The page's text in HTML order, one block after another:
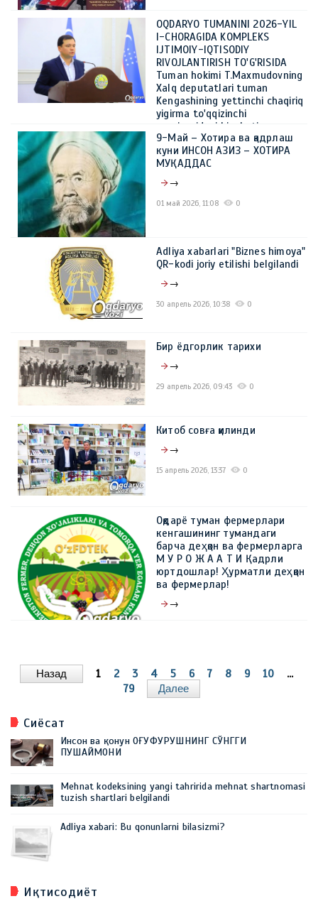
OQDARYO TUMANINI 2026-YIL
I-CHORAGIDA KOMPLEKS
IJTIMOIY-IQTISODIY
RIVOJLANTIRISH TO'G'RISIDA
Tuman hokimi T.Maxmudovning
Xalq deputatlari tuman
Kengashining yettinchi chaqiriq
yigirma to'qqizinchi
sessiyasidagi hisoboti
→
08 июнь 2026, 14:44
9-Май – Хотира ва қадрлаш
куни ИНСОН АЗИЗ – ХОТИРА
МУҚАДДАС
→
01 май 2026, 11:08 0
Adliya xabarlari "Biznes himoya"
QR-kodi joriy etilishi belgilandi
→
30 апрель 2026, 10:38 0
Бир ёдгорлик тарихи
→
29 апрель 2026, 09:43 0
Китоб совға қилинди
→
15 апрель 2026, 13:37 0
Оқдарё туман фермерлари
кенгашининг тумандаги
барча деҳқон ва фермерларга
М У Р О Ж А А Т И Қадрли
юртдошлар! Ҳурматли деҳқон
ва фермерлар!
→
Назад 1 2 3 4 5 6 7 8 9 10
...
79
Далее
Сиёсат
Инсон ва қонун ОҒУФУРУШНИНГ СЎНГГИ
ПУШАЙМОНИ
Mehnat kodeksining yangi tahririda mehnat shartnomasi
tuzish shartlari belgilandi
Adliya xabari: Bu qonunlarni bilasizmi?
Иқтисодиёт